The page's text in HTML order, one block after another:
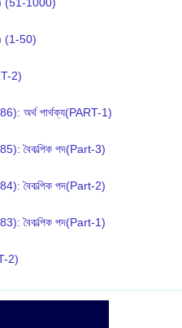
(1-50)
2)
অর্থ পার্থক্য(PART-1)
বৈকল্পিক পদ(Part-3)
বৈকল্পিক পদ(Part-2)
বৈকল্পিক পদ(Part-1)
2)